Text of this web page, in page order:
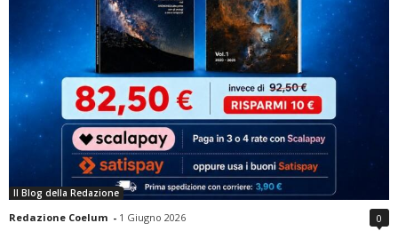
Il Blog della Redazione
Redazione Coelum - 1 Giugno 2026 0